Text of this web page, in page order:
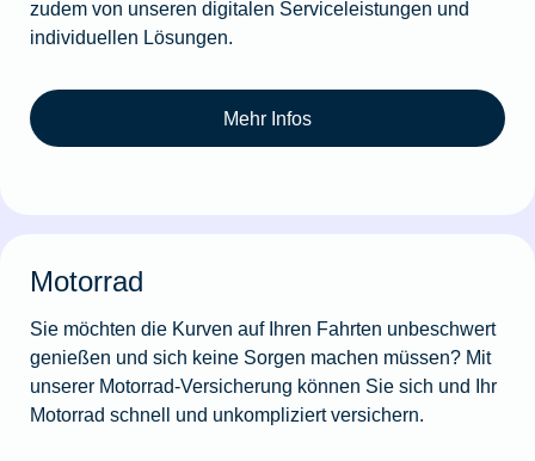
zudem von unseren digitalen Serviceleistungen und
individuellen Lösungen.
Mehr Infos
Motorrad
Sie möchten die Kurven auf Ihren Fahrten unbeschwert
genießen und sich keine Sorgen machen müssen? Mit
unserer Motorrad-Versicherung können Sie sich und Ihr
Motorrad schnell und unkompliziert versichern.